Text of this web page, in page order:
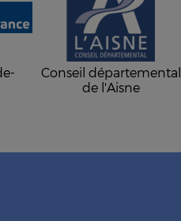
Conseil départemental
de l'Aisne